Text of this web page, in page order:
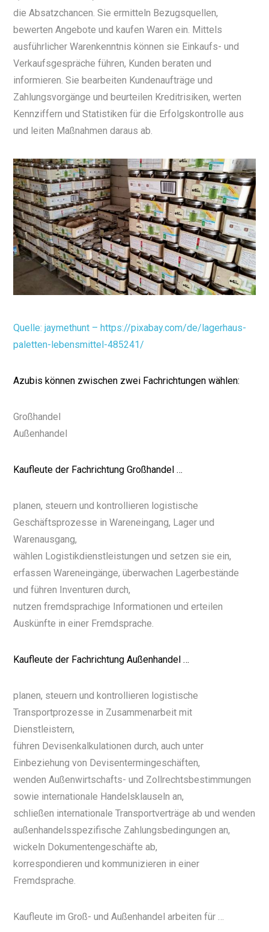
die Absatzchancen. Sie ermitteln Bezugsquellen,
bewerten Angebote und kaufen Waren ein. Mittels
ausführlicher Warenkenntnis können sie Einkaufs- und
Verkaufsgespräche führen, Kunden beraten und
informieren. Sie bearbeiten Kundenaufträge und
Zahlungsvorgänge und beurteilen Kreditrisiken, werten
Kennziffern und Statistiken für die Erfolgskontrolle aus
und leiten Maßnahmen daraus ab.
Quelle: jaymethunt – https://pixabay.com/de/lagerhaus-
paletten-lebensmittel-485241/
Azubis können zwischen zwei Fachrichtungen wählen:
Großhandel
Außenhandel
Kaufleute der Fachrichtung Großhandel …
planen, steuern und kontrollieren logistische
Geschäftsprozesse in Wareneingang, Lager und
Warenausgang,
wählen Logistikdienstleistungen und setzen sie ein,
erfassen Wareneingänge, überwachen Lagerbestände
und führen Inventuren durch,
nutzen fremdsprachige Informationen und erteilen
Auskünfte in einer Fremdsprache.
Kaufleute der Fachrichtung Außenhandel …
planen, steuern und kontrollieren logistische
Transportprozesse in Zusammenarbeit mit
Dienstleistern,
führen Devisenkalkulationen durch, auch unter
Einbeziehung von Devisentermingeschäften,
wenden Außenwirtschafts- und Zollrechtsbestimmungen
sowie internationale Handelsklauseln an,
schließen internationale Transportverträge ab und wenden
außenhandelsspezifische Zahlungsbedingungen an,
wickeln Dokumentengeschäfte ab,
korrespondieren und kommunizieren in einer
Fremdsprache.
Kaufleute im Groß- und Außenhandel arbeiten für …